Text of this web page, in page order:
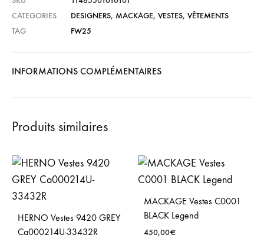
CATEGORIES
DESIGNERS, MACKAGE, VESTES, VÊTEMENTS
TAG
FW25
INFORMATIONS COMPLÉMENTAIRES
Produits similaires
HERNO Vestes 9420 GREY
Ca000214U-33432R
MACKAGE Vestes C0001
BLACK Legend
450,00€